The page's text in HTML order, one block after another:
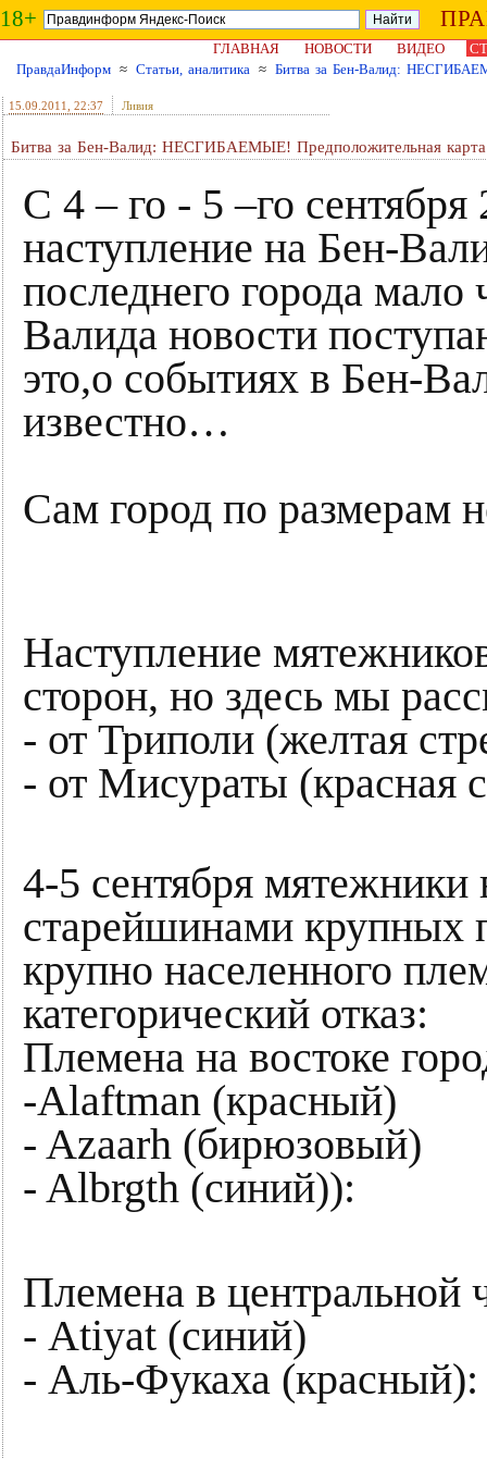
18+
ГЛАВНАЯ НОВОСТИ ВИДЕО
ПравдаИнформ ≈ Статьи, аналитика ≈ Битва за Бен-Валид:
15.09.2011 , 22:37 Ливия
Битва за Бен-Валид: НЕСГИБАЕМЫЕ! Предположительная карта
С 4 – го - 5 –го
наступление на Бен-
последнего города мало
Валида новости
это,о событиях в Бен-
известно…
Сам город по размерам
Наступление
сторон, но здесь мы
- от Триполи (желтая
- от Мисураты (красная
4-5 сентября мятежники
старейшинами крупных
крупно населенного
категорический отказ:
Племена на востоке
-Alaftman (красный)
- Azaarh (бирюзовый)
- Albrgth (синий)):
Племена в центральной
- Atiyat (синий)
- Аль-Фукаха (красный):